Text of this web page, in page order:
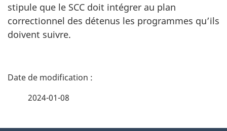
stipule que le SCC doit intégrer au plan
correctionnel des détenus les programmes qu’ils
doivent suivre.
D
2024-01-08